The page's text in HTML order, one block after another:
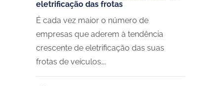
eletrificação das frotas
É cada vez maior o número de
empresas que aderem à tendência
crescente de eletrificação das suas
frotas de veículos….